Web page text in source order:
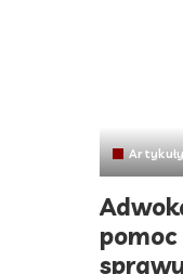
Artykuły